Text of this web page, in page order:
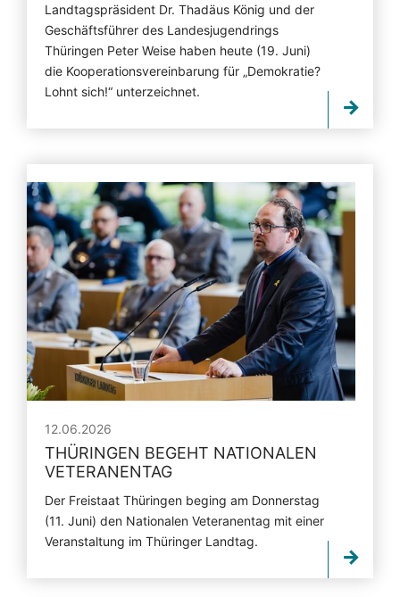
Landtagspräsident Dr. Thadäus König und der
Geschäftsführer des Landesjugendrings
Thüringen Peter Weise haben heute (19. Juni)
die Kooperationsvereinbarung für „Demokratie?
Lohnt sich!“ unterzeichnet.
12.06.2026
THÜRINGEN BEGEHT NATIONALEN
VETERANENTAG
Der Freistaat Thüringen beging am Donnerstag
(11. Juni) den Nationalen Veteranentag mit einer
Veranstaltung im Thüringer Landtag.